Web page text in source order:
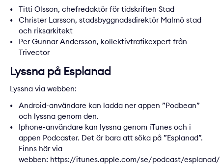
Titti Olsson, chefredaktör för tidskriften Stad
Christer Larsson, stadsbyggnadsdirektör Malmö stad
och riksarkitekt
Per Gunnar Andersson, kollektivtrafikexpert från
Trivector
Lyssna på Esplanad
Lyssna via webben:
Android-användare kan ladda ner appen ”Podbean”
och lyssna genom den.
Iphone-användare kan lyssna genom iTunes och i
appen Podcaster. Det är bara att söka på ”Esplanad”.
Finns här via
webben: https://itunes.apple.com/se/podcast/esplanad/